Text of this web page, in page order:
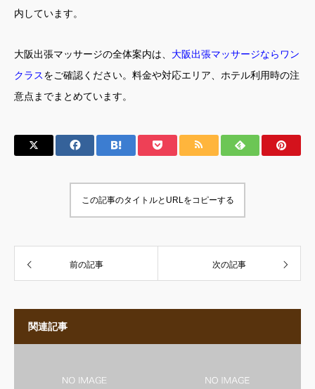
内しています。
大阪出張マッサージの全体案内は、 大阪出張マッサージならワン
クラスをご確認ください。料金や対応エリア、ホテル利用時の注
意点までまとめています。
この記事のタイトルとURLをコピーする
前の記事 次の記事
関連記事